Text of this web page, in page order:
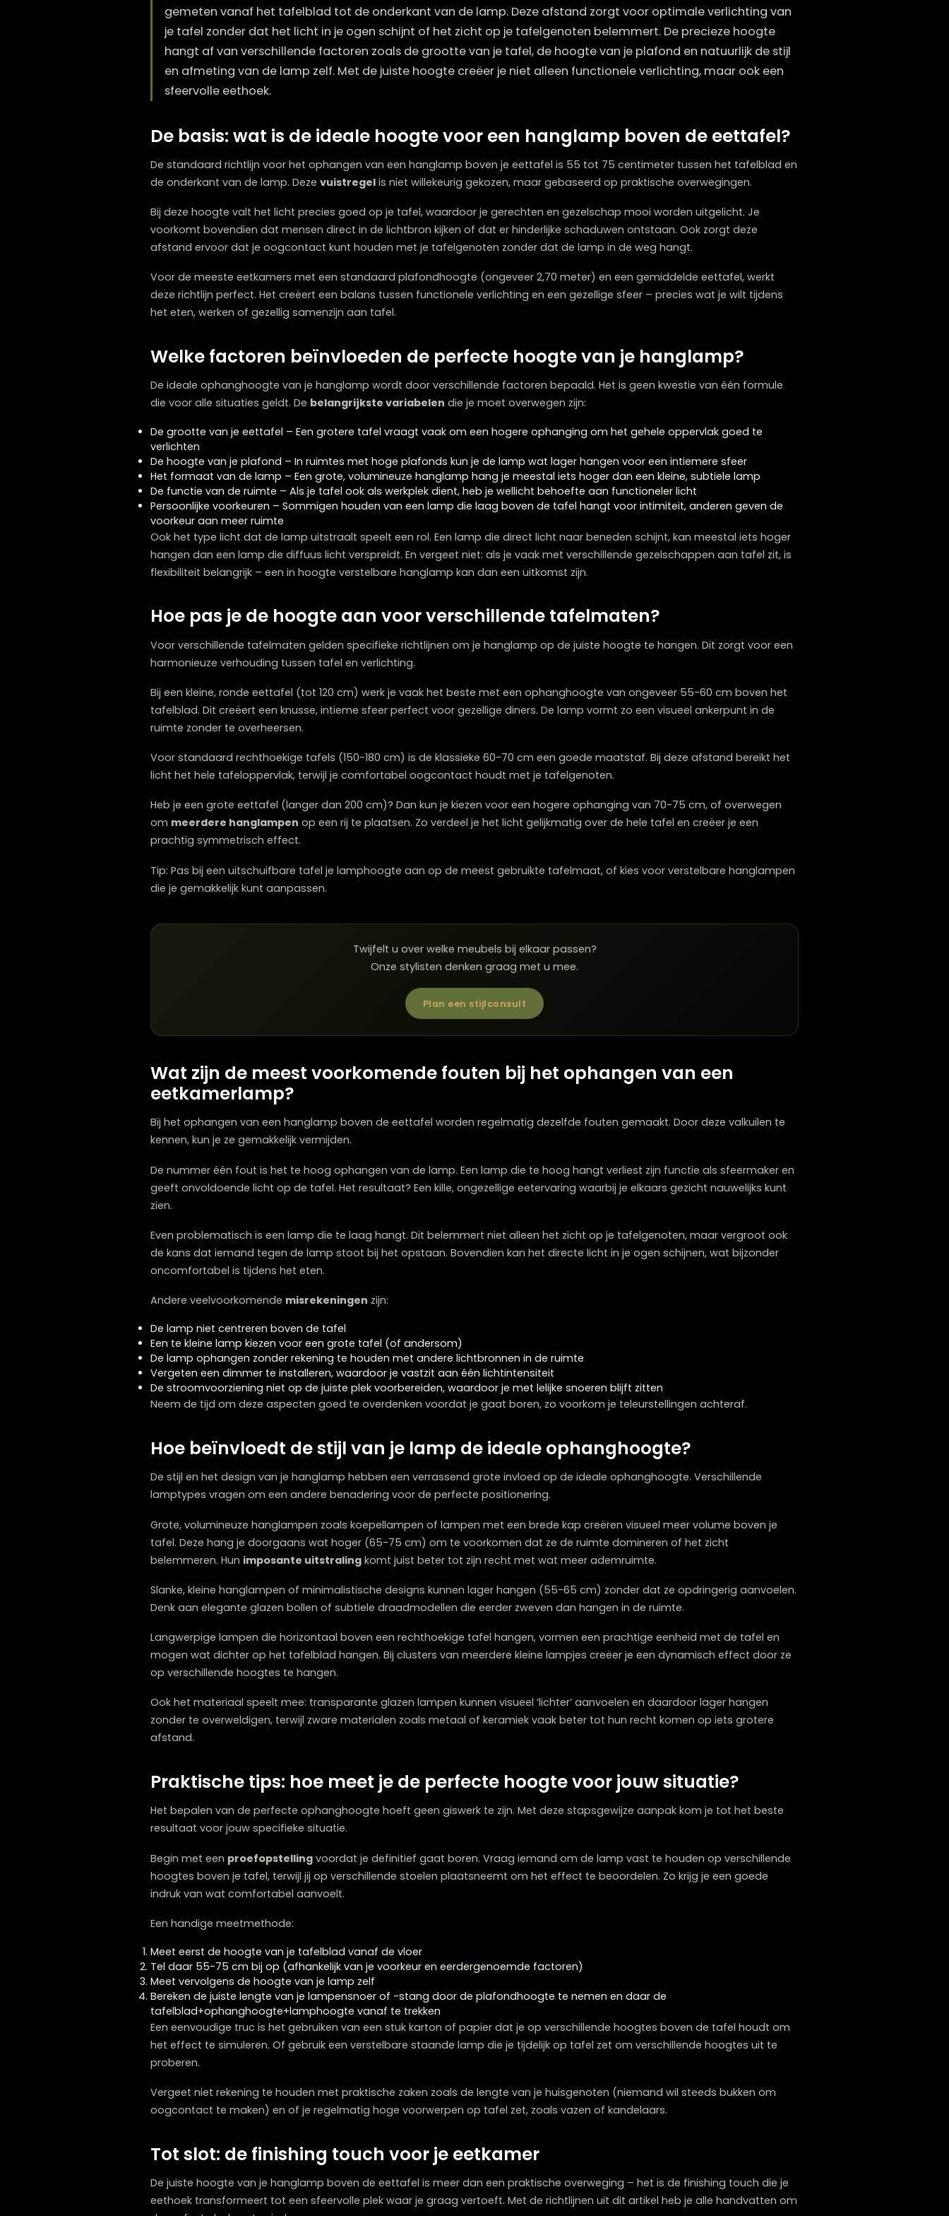
De ideale hoogte voor een hanglamp boven je eettafel ligt doorgaans tussen de 55 en 75 centimeter,
gemeten vanaf het tafelblad tot de onderkant van de lamp. Deze afstand zorgt voor optimale verlichting van
je tafel zonder dat het licht in je ogen schijnt of het zicht op je tafelgenoten belemmert. De precieze hoogte
hangt af van verschillende factoren zoals de grootte van je tafel, de hoogte van je plafond en natuurlijk de stijl
sfeervolle eethoek.
De basis: wat is de ideale hoogte voor een hanglamp boven de eettafel?
De standaard richtlijn voor het ophangen van een hanglamp boven je eettafel is 55 tot 75 centimeter tussen het tafelblad en
de onderkant van de lamp. Deze vuistregelis niet willekeurig gekozen, maar gebaseerd op praktische overwegingen.
Bij deze hoogte valt het licht precies goed op je tafel, waardoor je gerechten en gezelschap mooi worden uitgelicht. Je
voorkomt bovendien dat mensen direct in de lichtbron kijken of dat er hinderlijke schaduwen ontstaan. Ook zorgt deze
afstand ervoor dat je oogcontact kunt houden met je tafelgenoten zonder dat de lamp in de weg hangt.
deze richtlijn perfect. Het creëert een balans tussen functionele verlichting en een gezellige sfeer – precies wat je wilt tijdens
het eten, werken of gezellig samenzijn aan tafel.
Welke factoren beïnvloeden de perfecte hoogte van je hanglamp?
De ideale ophanghoogte van je hanglamp wordt door verschillende factoren bepaald. Het is geen kwestie van één formule
die voor alle situaties geldt. Debelangrijkste variabelendie je moet overwegen zijn:
De grootte van je eettafel – Een grotere tafel vraagt vaak om een hogere ophanging om het gehele oppervlak goed te
verlichten
De hoogte van je plafond – In ruimtes met hoge plafonds kun je de lamp wat lager hangen voor een intiemere sfeer
Het formaat van de lamp – Een grote, volumineuze hanglamp hang je meestal iets hoger dan een kleine, subtiele lamp
De functie van de ruimte – Als je tafel ook als werkplek dient, heb je wellicht behoefte aan functioneler licht
voorkeur aan meer ruimte
Ook het type licht dat de lamp uitstraalt speelt een rol. Een lamp die direct licht naar beneden schijnt, kan meestal iets hoger
hangen dan een lamp die diffuus licht verspreidt. En vergeet niet: als je vaak met verschillende gezelschappen aan tafel zit, is
flexibiliteit belangrijk – een in hoogte verstelbare hanglamp kan dan een uitkomst zijn.
Hoe pas je de hoogte aan voor verschillende tafelmaten?
Voor verschillende tafelmaten gelden specifieke richtlijnen om je hanglamp op de juiste hoogte te hangen. Dit zorgt voor een
harmonieuze verhouding tussen tafel en verlichting.
Bij een kleine, ronde eettafel (tot 120 cm) werk je vaak het beste met een ophanghoogte van ongeveer 55-60 cm boven het
tafelblad. Dit creëert een knusse, intieme sfeer perfect voor gezellige diners. De lamp vormt zo een visueel ankerpunt in de
ruimte zonder te overheersen.
Voor standaard rechthoekige tafels (150-180 cm) is de klassieke 60-70 cm een goede maatstaf. Bij deze afstand bereikt het
licht het hele tafeloppervlak, terwijl je comfortabel oogcontact houdt met je tafelgenoten.
Heb je een grote eettafel (langer dan 200 cm)? Dan kun je kiezen voor een hogere ophanging van 70-75 cm, of overwegen
op een rij te plaatsen. Zo verdeel je het licht gelijkmatig over de hele tafel en creëer je een
Tip: Pas bij een uitschuifbare tafel je lamphoogte aan op de meest gebruikte tafelmaat, of kies voor verstelbare hanglampen
Wat zijn de meest voorkomende fouten bij het ophangen van een
eetkamerlamp?
Bij het ophangen van een hanglamp boven de eettafel worden regelmatig dezelfde fouten gemaakt. Door deze valkuilen te
kennen, kun je ze gemakkelijk vermijden.
De nummer één fout is het te hoog ophangen van de lamp. Een lamp die te hoog hangt verliest zijn functie als sfeermaker en
geeft onvoldoende licht op de tafel. Het resultaat? Een kille, ongezellige eetervaring waarbij je elkaars gezicht nauwelijks kunt
zien.
Even problematisch is een lamp die te laag hangt. Dit belemmert niet alleen het zicht op je tafelgenoten, maar vergroot ook
oncomfortabel is tijdens het eten.
Andere veelvoorkomendemisrekeningenzijn:
Een te kleine lamp kiezen voor een grote tafel (of andersom)
De lamp ophangen zonder rekening te houden met andere lichtbronnen in de ruimte
Vergeten een dimmer te installeren, waardoor je vastzit aan één lichtintensiteit
Neem de tijd om deze aspecten goed te overdenken voordat je gaat boren, zo voorkom je teleurstellingen achteraf.
Hoe beïnvloedt de stijl van je lamp de ideale ophanghoogte?
De stijl en het design van je hanglamp hebben een verrassend grote invloed op de ideale ophanghoogte. Verschillende
lamptypes vragen om een andere benadering voor de perfecte positionering.
Grote, volumineuze hanglampen zoals koepellampen of lampen met een brede kap creëren visueel meer volume boven je
Denk aan elegante glazen bollen of subtiele draadmodellen die eerder zweven dan hangen in de ruimte.
Langwerpige lampen die horizontaal boven een rechthoekige tafel hangen, vormen een prachtige eenheid met de tafel en
mogen wat dichter op het tafelblad hangen. Bij clusters van meerdere kleine lampjes creëer je een dynamisch effect door ze
op verschillende hoogtes te hangen.
Ook het materiaal speelt mee: transparante glazen lampen kunnen visueel ‘lichter’ aanvoelen en daardoor lager hangen
zonder te overweldigen, terwijl zware materialen zoals metaal of keramiek vaak beter tot hun recht komen op iets grotere
afstand.
Praktische tips: hoe meet je de perfecte hoogte voor jouw situatie?
Het bepalen van de perfecte ophanghoogte hoeft geen giswerk te zijn. Met deze stapsgewijze aanpak kom je tot het beste
resultaat voor jouw specifieke situatie.
Begin met eenproefopstellingvoordat je definitief gaat boren. Vraag iemand om de lamp vast te houden op verschillende
hoogtes boven je tafel, terwijl jij op verschillende stoelen plaatsneemt om het effect te beoordelen. Zo krijg je een goede
Meet eerst de hoogte van je tafelblad vanaf de vloer